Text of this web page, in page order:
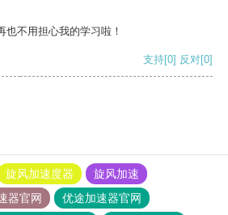
也不用担心我的学习啦！
支持[0] 反对[0]
旋风加速度器
旋风加速
器官网
优途加速器官网